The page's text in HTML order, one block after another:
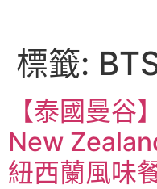
標籤:
【泰國曼谷
New
紐西蘭風味